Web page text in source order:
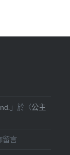
」於〈公主
留言